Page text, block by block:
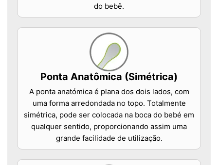
do bebê.
Ponta Anatômica (Simétrica)
A ponta anatómica é plana dos dois lados, com
uma forma arredondada no topo. Totalmente
simétrica, pode ser colocada na boca do bebé em
qualquer sentido, proporcionando assim uma
grande facilidade de utilização.